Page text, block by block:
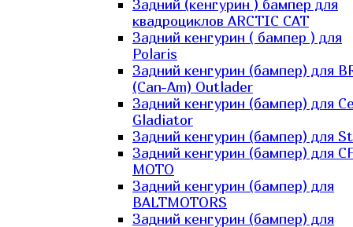
Задний (кенгурин ) бампер для
квадроциклов ARCTIC CAT
Задний кенгурин ( бампер ) для
Polaris
Задний кенгурин (бампер) для
(Can-Am) Outlader
Задний кенгурин (бампер) для
Gladiator
Задний кенгурин (бампер) для
Задний кенгурин (бампер) для
MOTO
Задний кенгурин (бампер) для
BALTMOTORS
Задний кенгурин (бампер) для